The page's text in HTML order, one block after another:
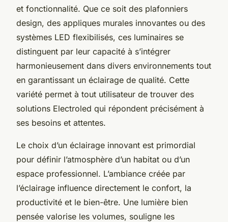
et fonctionnalité. Que ce soit des plafonniers
design, des appliques murales innovantes ou des
systèmes LED flexibilisés, ces luminaires se
distinguent par leur capacité à s’intégrer
harmonieusement dans divers environnements tout
en garantissant un éclairage de qualité. Cette
variété permet à tout utilisateur de trouver des
solutions Electroled qui répondent précisément à
ses besoins et attentes.
Le choix d’un éclairage innovant est primordial
pour définir l’atmosphère d’un habitat ou d’un
espace professionnel. L’ambiance créée par
l’éclairage influence directement le confort, la
productivité et le bien-être. Une lumière bien
pensée valorise les volumes, souligne les